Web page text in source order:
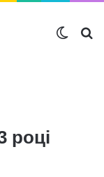
році